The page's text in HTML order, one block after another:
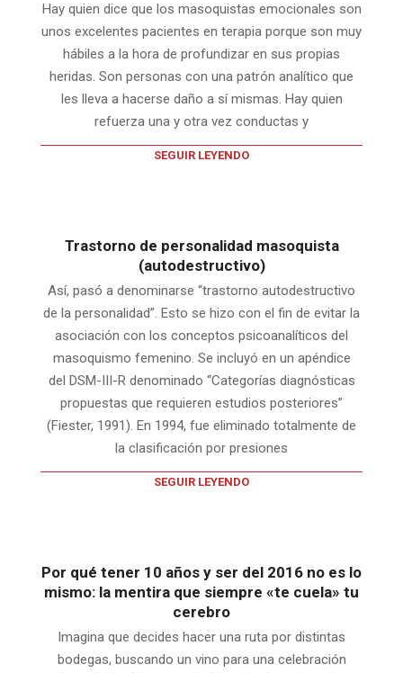
Hay quien dice que los masoquistas emocionales son
unos excelentes pacientes en terapia porque son muy
hábiles a la hora de profundizar en sus propias
heridas. Son personas con una patrón analítico que
les lleva a hacerse daño a sí mismas. Hay quien
refuerza una y otra vez conductas y
SEGUIR LEYENDO
Trastorno de personalidad masoquista
(autodestructivo)
Así, pasó a denominarse “trastorno autodestructivo
de la personalidad”. Esto se hizo con el fin de evitar la
asociación con los conceptos psicoanalíticos del
masoquismo femenino. Se incluyó en un apéndice
del DSM-III-R denominado “Categorías diagnósticas
propuestas que requieren estudios posteriores”
(Fiester, 1991). En 1994, fue eliminado totalmente de
la clasificación por presiones
SEGUIR LEYENDO
Por qué tener 10 años y ser del 2016 no es lo
mismo: la mentira que siempre «te cuela» tu
cerebro
Imagina que decides hacer una ruta por distintas
bodegas, buscando un vino para una celebración